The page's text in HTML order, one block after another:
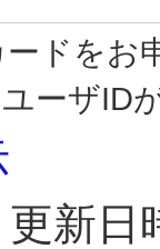
ードを
ーザID
更新日